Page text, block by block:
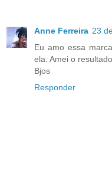
Anne Ferreira 23
Eu amo essa
ela. Amei o
Bjos
Responder